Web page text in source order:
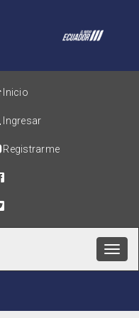
Inicio
Ingresar
Registrarme